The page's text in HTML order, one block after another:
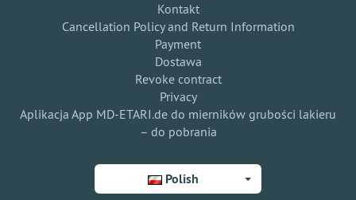
Kontakt
Cancellation Policy and Return Information
Payment
Dostawa
Revoke contract
Privacy
Aplikacja App MD-ETARI.de do mierników grubości lakieru
– do pobrania
Polish